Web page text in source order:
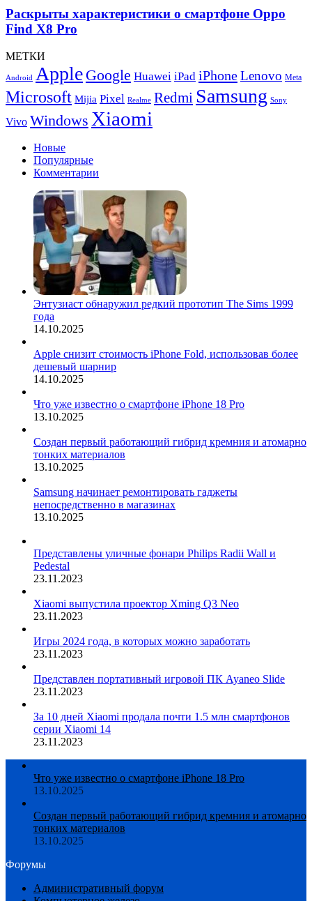
странах
ЕС
о
смартфоне
Oppo
X8
Pro
Раскрыты характеристики о смартфоне Oppo
Find X8 Pro
МЕТКИ
Android Apple Google Huawei iPad iPhoneLenovo Meta
Microsoft Mijia Pixel Realme Redmi Samsung Sony
Vivo Windows Xiaomi
Новые
Популярные
Комментарии
Энтузиаст обнаружил редкий прототип The Sims 1999
года
14.10.2025
Apple снизит стоимость iPhone Fold, использовав более
дешевый шарнир
14.10.2025
Что уже известно о смартфоне iPhone 18 Pro
13.10.2025
Создан первый работающий гибрид кремния и атомарно
тонких материалов
13.10.2025
Samsung начинает ремонтировать гаджеты
непосредственно в магазинах
13.10.2025
Представлены уличные фонари Philips Radii Wall и
Pedestal
23.11.2023
Xiaomi выпустила проектор Xming Q3 Neo
23.11.2023
Игры 2024 года, в которых можно заработать
23.11.2023
Представлен портативный игровой ПК Ayaneo Slide
23.11.2023
За 10 дней Xiaomi продала почти 1.5 млн смартфонов
серии Xiaomi 14
23.11.2023
Что уже известно о смартфоне iPhone 18 Pro
13.10.2025
Создан первый работающий гибрид кремния и атомарно
тонких материалов
13.10.2025
Форумы
Административный форум